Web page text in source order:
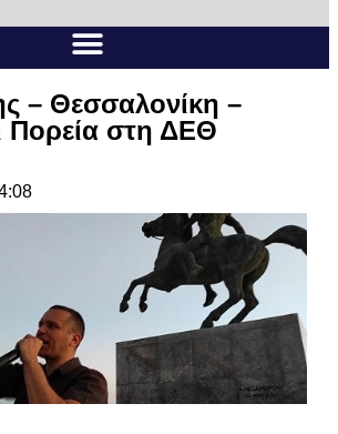
– Θεσσαλονίκη –
Πορεία στη ΔΕΘ